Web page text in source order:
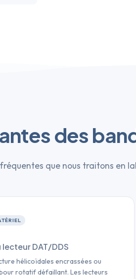
des
que nous traitons en
lecteur DAT/DDS
hélicoïdales encrassées ou
rotatif défaillant. Les lecteurs